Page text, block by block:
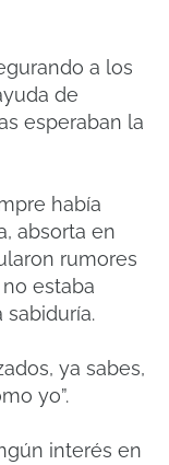
a los
de
esperaban la
había
absorta en
rumores
estaba
sabiduría.
ya sabes,
yo”.
interés en